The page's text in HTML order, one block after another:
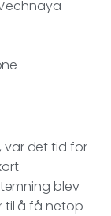
var det tid for
blev
til å få netop